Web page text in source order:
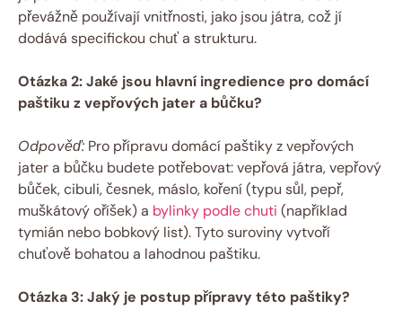
převážně používají vnitřnosti, jako jsou játra, což jí
dodává specifickou chuť a strukturu.
Otázka 2: Jaké jsou hlavní ingredience pro domácí
paštiku z vepřových jater a bůčku?
Odpověď: Pro přípravu domácí paštiky z vepřových
jater a bůčku budete potřebovat: vepřová játra, vepřový
bůček, cibuli, česnek, máslo, koření (typu sůl, pepř,
muškátový oříšek) a bylinky podle chuti (například
tymián nebo bobkový list). Tyto suroviny vytvoří
chuťově bohatou a lahodnou paštiku.
Otázka 3: Jaký je postup přípravy této paštiky?